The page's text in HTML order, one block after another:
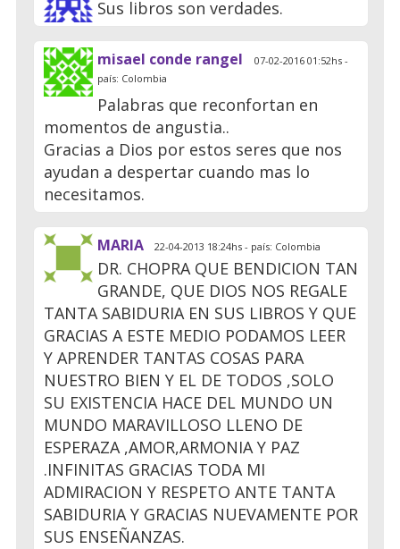
Sus libros son verdades.
misael conde rangel 07-02-2016 01:52hs -
país: Colombia
Palabras que reconfortan en
momentos de angustia..
Gracias a Dios por estos seres que nos
ayudan a despertar cuando mas lo
necesitamos.
MARIA 22-04-2013 18:24hs - país: Colombia
DR. CHOPRA QUE BENDICION TAN
GRANDE, QUE DIOS NOS REGALE
TANTA SABIDURIA EN SUS LIBROS Y QUE
GRACIAS A ESTE MEDIO PODAMOS LEER
Y APRENDER TANTAS COSAS PARA
NUESTRO BIEN Y EL DE TODOS ,SOLO
SU EXISTENCIA HACE DEL MUNDO UN
MUNDO MARAVILLOSO LLENO DE
ESPERAZA ,AMOR,ARMONIA Y PAZ
.INFINITAS GRACIAS TODA MI
ADMIRACION Y RESPETO ANTE TANTA
SABIDURIA Y GRACIAS NUEVAMENTE POR
SUS ENSEÑANZAS.